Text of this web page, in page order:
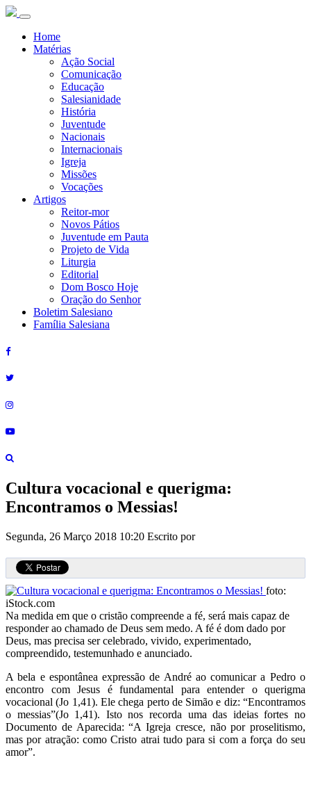
Home
Matérias
Ação Social
Comunicação
Educação
Salesianidade
História
Juventude
Nacionais
Internacionais
Igreja
Missões
Vocações
Artigos
Reitor-mor
Novos Pátios
Juventude em Pauta
Projeto de Vida
Liturgia
Editorial
Dom Bosco Hoje
Oração do Senhor
Boletim Salesiano
Família Salesiana
Cultura vocacional e querigma:
Encontramos o Messias!
Segunda, 26 Março 2018 10:20 Escrito por
foto:
iStock.com
Na medida em que o cristão compreende a fé, será mais capaz de
responder ao chamado de Deus sem medo. A fé é dom dado por
Deus, mas precisa ser celebrado, vivido, experimentado,
compreendido, testemunhado e anunciado.
A bela e espontânea expressão de André ao comunicar a Pedro o
encontro com Jesus é fundamental para entender o querigma
vocacional (Jo 1,41). Ele chega perto de Simão e diz: “Encontramos
o messias”(Jo 1,41). Isto nos recorda uma das ideias fortes no
Documento de Aparecida: “A Igreja cresce, não por proselitismo,
mas por atração: como Cristo atrai tudo para si com a força do seu
amor”.